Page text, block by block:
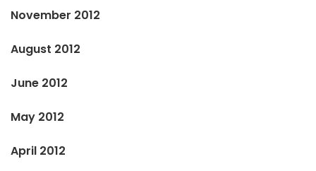
November 2012
August 2012
June 2012
May 2012
April 2012